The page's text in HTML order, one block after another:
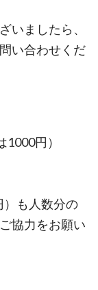
いましたら、
い合わせくだ
円）
も人数分の
協力をお願い